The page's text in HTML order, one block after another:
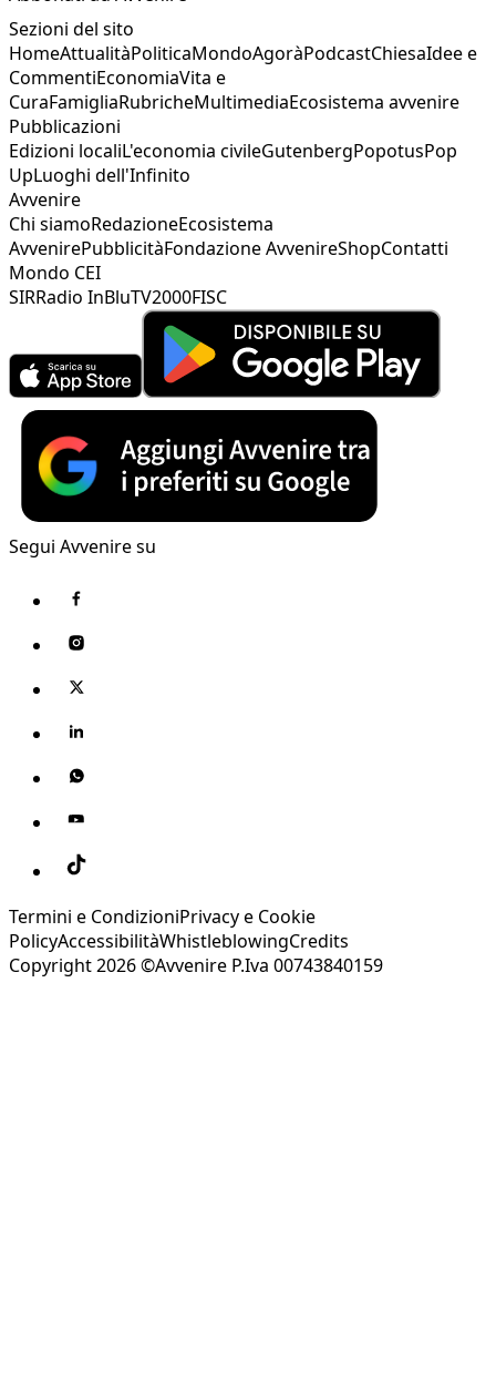
Sezioni del sito
HomeAttualitàPoliticaMondoAgoràPodcastChiesaIdee e
CommentiEconomiaVita e
CuraFamigliaRubricheMultimediaEcosistema avvenire
Pubblicazioni
Edizioni localiL'economia civileGutenbergPopotusPop
UpLuoghi dell'Infinito
Avvenire
Chi siamoRedazioneEcosistema
AvvenirePubblicitàFondazione AvvenireShopContatti
Mondo CEI
SIRRadio InBluTV2000FISC
Segui Avvenire su
Termini e CondizioniPrivacy e Cookie
PolicyAccessibilitàWhistleblowingCredits
Copyright 2026 ©Avvenire P.Iva 00743840159